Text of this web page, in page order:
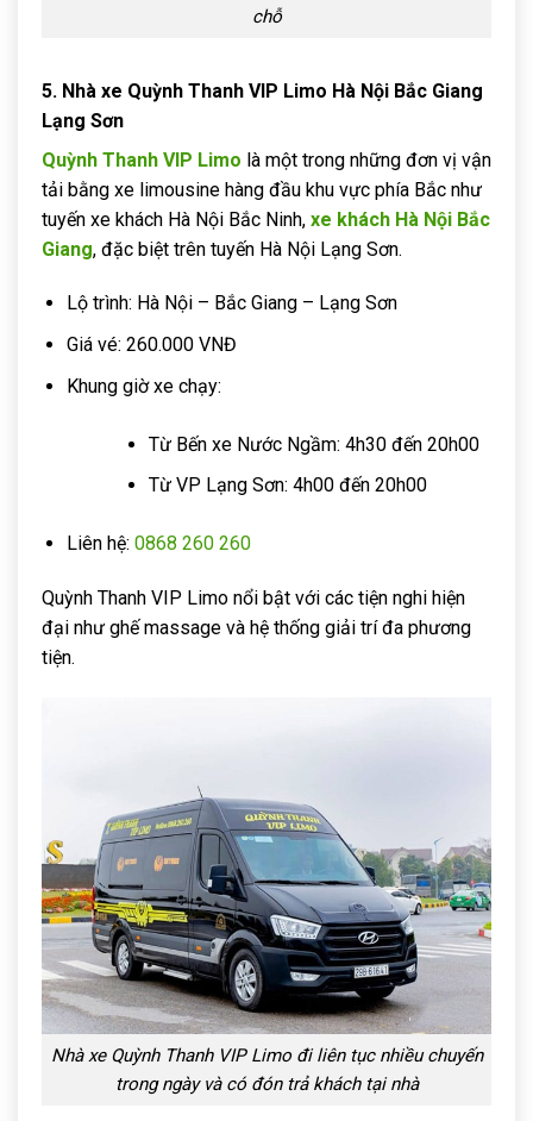
chỗ
5. Nhà xe Quỳnh Thanh VIP Limo Hà Nội Bắc Giang
Lạng Sơn
Quỳnh Thanh VIP Limo là một trong những đơn vị vận
tải bằng xe limousine hàng đầu khu vực phía Bắc như
tuyến xe khách Hà Nội Bắc Ninh, xe khách Hà Nội Bắc
Giang, đặc biệt trên tuyến Hà Nội Lạng Sơn.
Lộ trình: Hà Nội – Bắc Giang – Lạng Sơn
Giá vé: 260.000 VNĐ
Khung giờ xe chạy:
Từ Bến xe Nước Ngầm: 4h30 đến 20h00
Từ VP Lạng Sơn: 4h00 đến 20h00
Liên hệ: 0868 260 260
Quỳnh Thanh VIP Limo nổi bật với các tiện nghi hiện
đại như ghế massage và hệ thống giải trí đa phương
tiện.
Nhà xe Quỳnh Thanh VIP Limo đi liên tục nhiều chuyến
trong ngày và có đón trả khách tại nhà